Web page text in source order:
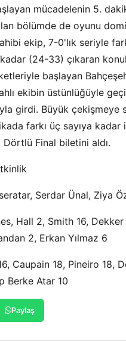
mücadelenin 5.
bölümde de oyunu
ekip, 7-0'lık seriyle
(24-33) çıkaran
başlayan
ekibin üstünlüğüyle
girdi. Büyük çekişmeye
farkı üç sayıya
Final biletini aldı.
Serdar Ünal, Ziya
Hall 2, Smith 16,
2, Erkan Yılmaz 6
Caupain 18, Pineiro 18,
Berke Atar 10
Paylaş